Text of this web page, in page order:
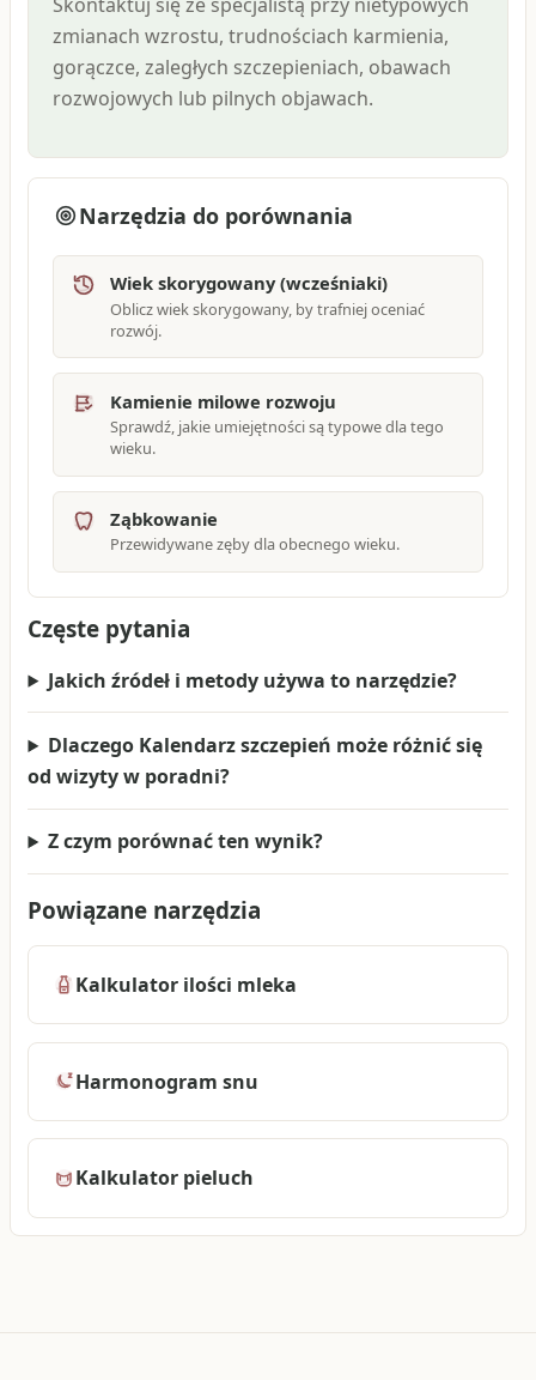
zmianach wzrostu, trudnościach karmienia,
gorączce, zaległych szczepieniach, obawach
rozwojowych lub pilnych objawach.
Narzędzia do porównania
Wiek skorygowany (wcześniaki)
Oblicz wiek skorygowany, by trafniej oceniać
rozwój.
Kamienie milowe rozwoju
Sprawdź, jakie umiejętności są typowe dla tego
wieku.
Ząbkowanie
Przewidywane zęby dla obecnego wieku.
Częste pytania
Jakich źródeł i metody używa to narzędzie?
Dlaczego Kalendarz szczepień może różnić się
od wizyty w poradni?
Z czym porównać ten wynik?
Powiązane narzędzia
Kalkulator ilości mleka
Harmonogram snu
Kalkulator pieluch